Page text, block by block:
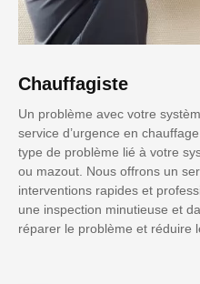
Chauffagiste
Un problème avec votre
service d’urgence en
type de problème lié à votre
ou mazout. Nous offrons un
interventions rapides et
une inspection minutieuse et
réparer le problème et réduire